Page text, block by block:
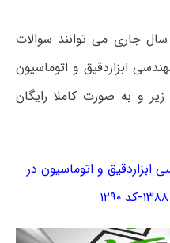
جاری می توانند سوالات
کارشناسی ارشد سال ۸۸ مهندسی ابزاردقیق و اتوماسیون
و به صورت کاملا رایگان
ابزاردقیق و اتوماسیون در